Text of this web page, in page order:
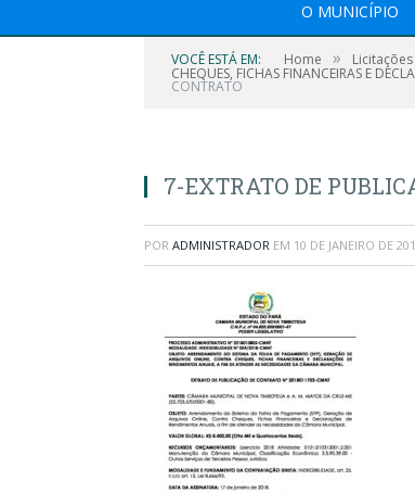
O MUNICÍPIO
VOCÊ ESTÁ EM: Home » Licitações
CHEQUES, FICHAS FINANCEIRAS E
CONTRATO
7-EXTRATO DE
POR ADMINISTRADOR EM 10 DE JANEIRO DE